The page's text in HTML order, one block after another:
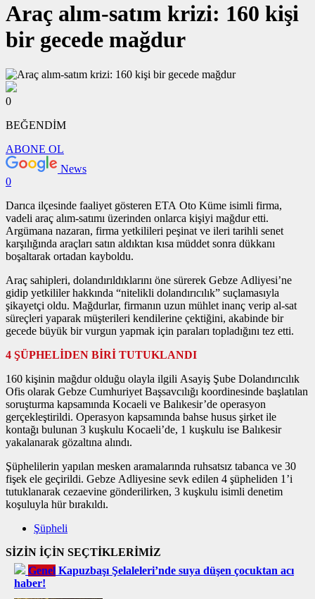
Araç alım-satım krizi: 160 kişi
bir gecede mağdur
0
BEĞENDİM
ABONE OL
News
0
Darıca ilçesinde faaliyet gösteren ETA Oto Küme isimli firma,
vadeli araç alım-satımı üzerinden onlarca kişiyi mağdur etti.
Argümana nazaran, firma yetkilileri peşinat ve ileri tarihli senet
karşılığında araçları satın aldıktan kısa müddet sonra dükkanı
boşaltarak ortadan kayboldu.
Araç sahipleri, dolandırıldıklarını öne sürerek Gebze Adliyesi’ne
gidip yetkililer hakkında “nitelikli dolandırıcılık” suçlamasıyla
şikayetçi oldu. Mağdurlar, firmanın uzun mühlet inanç verip al-sat
süreçleri yaparak müşterileri kendilerine çektiğini, akabinde bir
gecede büyük bir vurgun yapmak için paraları topladığını tez etti.
4 ŞÜPHELİDEN BİRİ TUTUKLANDI
160 kişinin mağdur olduğu olayla ilgili Asayiş Şube Dolandırıcılık
Ofis olarak Gebze Cumhuriyet Başsavcılığı koordinesinde başlatılan
soruşturma kapsamında Kocaeli ve Balıkesir’de operasyon
gerçekleştirildi. Operasyon kapsamında bahse husus şirket ile
kontağı bulunan 3 kuşkulu Kocaeli’de, 1 kuşkulu ise Balıkesir
yakalanarak gözaltına alındı.
Şüphelilerin yapılan mesken aramalarında ruhsatsız tabanca ve 30
fişek ele geçirildi. Gebze Adliyesine sevk edilen 4 şüpheliden 1’i
tutuklanarak cezaevine gönderilirken, 3 kuşkulu isimli denetim
koşuluyla hür bırakıldı.
Şüpheli
SİZİN İÇİN SEÇTİKLERİMİZ
Genel Kapuzbaşı Şelaleleri’nde suya düşen çocuktan acı
haber!